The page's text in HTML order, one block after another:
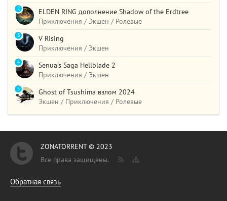
ELDEN RING дополнение Shadow of the Erdtree
Приключения / Экшен / Ролевые
2
V Rising
Приключения / Экшен
3
Senua's Saga Hellblade 2
Приключения / Экшен
4
Ghost of Tsushima взлом 2024
Экшен / Приключения / Ролевые
5
ZONATORRENT © 2023
Все права защищены.
Обратная связь